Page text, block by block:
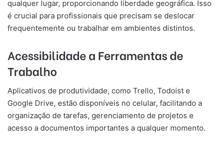
qualquer lugar, proporcionando liberdade geográfica. Isso
é crucial para profissionais que precisam se deslocar
frequentemente ou trabalhar em ambientes distintos.
Acessibilidade a Ferramentas de
Trabalho
Aplicativos de produtividade, como Trello, Todoist e
Google Drive, estão disponíveis no celular, facilitando a
organização de tarefas, gerenciamento de projetos e
acesso a documentos importantes a qualquer momento.